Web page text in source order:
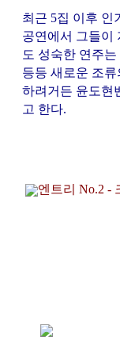
최근 5집 이후 인
공연에서 그들이
도 성숙한 연주
등등 새로운 조
하려거든 윤도현
고 한다.
엔트리 No.2 -